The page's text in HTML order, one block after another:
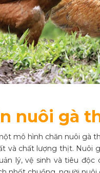
nuôi gà
mô hình chăn nuôi gà
và chất lượng thịt. Nuôi
lý, vệ sinh và tiêu